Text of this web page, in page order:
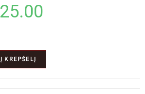
25.00
Į KREPŠELĮ